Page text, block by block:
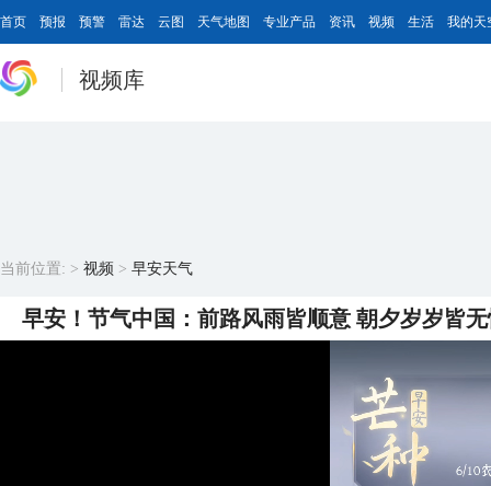
首页 预报 预警 雷达 云图 天气地图 专业产品 资讯 视频 生活 我的天
视频库
当前位置: > 视频 > 早安天气
早安！节气中国：前路风雨皆顺意 朝夕岁岁皆